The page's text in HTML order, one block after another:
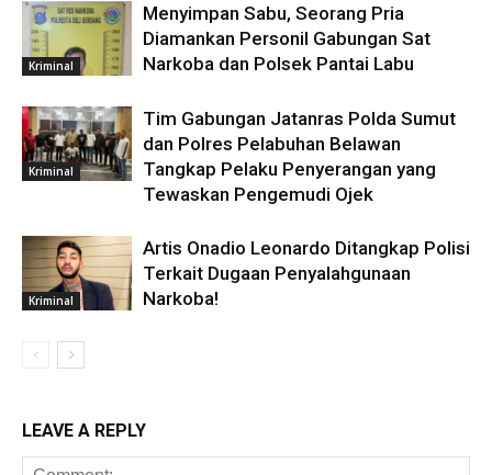
Kriminal
Menyimpan Sabu, Seorang Pria
Diamankan Personil Gabungan Sat
Narkoba dan Polsek Pantai Labu
Kriminal
Tim Gabungan Jatanras Polda Sumut
dan Polres Pelabuhan Belawan
Tangkap Pelaku Penyerangan yang
Tewaskan Pengemudi Ojek
Kriminal
Artis Onadio Leonardo Ditangkap Polisi
Terkait Dugaan Penyalahgunaan
Narkoba!
LEAVE A REPLY